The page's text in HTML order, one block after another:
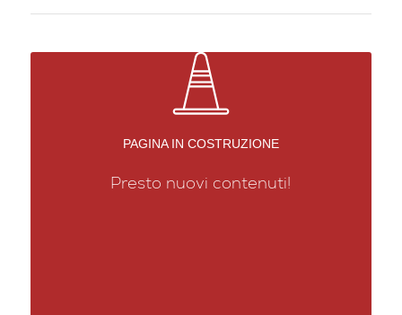
PAGINA IN COSTRUZIONE
Presto nuovi contenuti!